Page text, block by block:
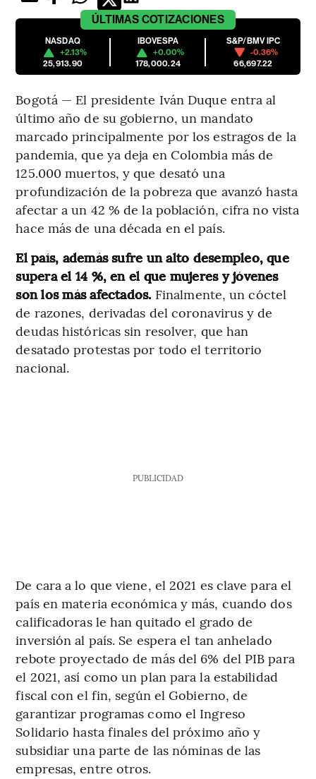
ÚLTIMAS COTIZACIONES
NASDAQ
+2.13%
25,913.90
IBOVESPA
+0.00%
178,000.24
S&P/BMV IPC
-0.36%
66,697.22
Bogotá — El presidente Iván Duque entra al
último año de su gobierno, un mandato
marcado principalmente por los estragos de la
pandemia, que ya deja en Colombia más de
125.000 muertos, y que desató una
profundización de la pobreza que avanzó hasta
afectar a un 42 % de la población, cifra no vista
hace más de una década en el país.
El país, además sufre un alto desempleo, que
supera el 14 %, en el que mujeres y jóvenes
son los más afectados. Finalmente, un cóctel
de razones, derivadas del coronavirus y de
deudas históricas sin resolver, que han
desatado protestas por todo el territorio
nacional.
PUBLICIDAD
De cara a lo que viene, el 2021 es clave para el
país en materia económica y más, cuando dos
calificadoras le han quitado el grado de
inversión al país. Se espera el tan anhelado
rebote proyectado de más del 6% del PIB para
el 2021, así como un plan para la estabilidad
fiscal con el fin, según el Gobierno, de
garantizar programas como el Ingreso
Solidario hasta finales del próximo año y
subsidiar una parte de las nóminas de las
empresas, entre otros.